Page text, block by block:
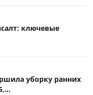
ключевые
уборку ранних